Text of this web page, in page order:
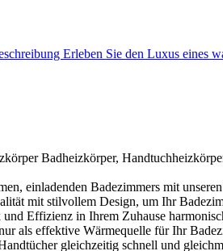
Erleben Sie den Luxus eines
Badheizkörper,
einladenden Badezimmers mit
mit stilvollem Design, um Ihr
Effizienz in Ihrem Zuhause
als effektive Wärmequelle für Ihr
gleichzeitig schnell und